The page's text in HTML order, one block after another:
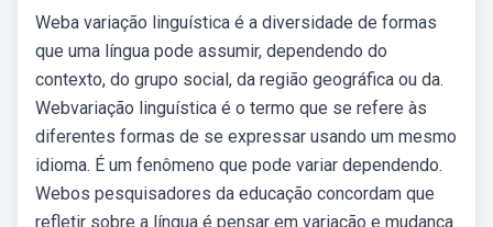
Weba variação linguística é a diversidade de formas
que uma língua pode assumir, dependendo do
contexto, do grupo social, da região geográfica ou da.
Webvariação linguística é o termo que se refere às
diferentes formas de se expressar usando um mesmo
idioma. É um fenômeno que pode variar dependendo.
Webos pesquisadores da educação concordam que
refletir sobre a língua é pensar em variação e mudança